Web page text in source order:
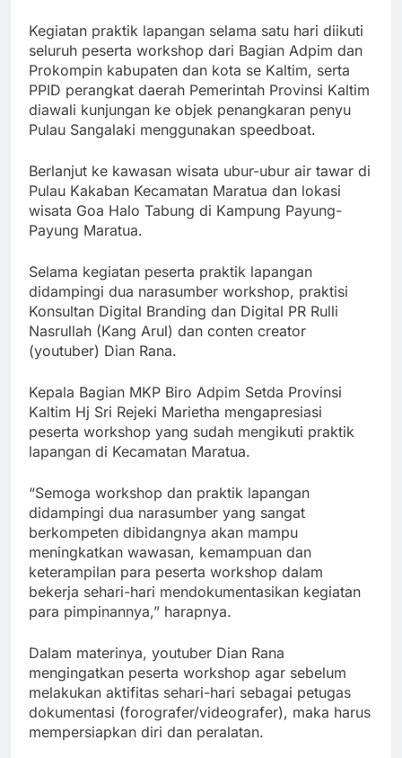
Kegiatan praktik lapangan selama satu hari diikuti
seluruh peserta workshop dari Bagian Adpim dan
Prokompin kabupaten dan kota se Kaltim, serta
PPID perangkat daerah Pemerintah Provinsi Kaltim
diawali kunjungan ke objek penangkaran penyu
Pulau Sangalaki menggunakan speedboat.
Berlanjut ke kawasan wisata ubur-ubur air tawar di
Pulau Kakaban Kecamatan Maratua dan lokasi
wisata Goa Halo Tabung di Kampung Payung-
Payung Maratua.
Selama kegiatan peserta praktik lapangan
didampingi dua narasumber workshop, praktisi
Konsultan Digital Branding dan Digital PR Rulli
Nasrullah (Kang Arul) dan conten creator
(youtuber) Dian Rana.
Kepala Bagian MKP Biro Adpim Setda Provinsi
Kaltim Hj Sri Rejeki Marietha mengapresiasi
peserta workshop yang sudah mengikuti praktik
lapangan di Kecamatan Maratua.
“Semoga workshop dan praktik lapangan
didampingi dua narasumber yang sangat
berkompeten dibidangnya akan mampu
meningkatkan wawasan, kemampuan dan
keterampilan para peserta workshop dalam
bekerja sehari-hari mendokumentasikan kegiatan
para pimpinannya,” harapnya.
Dalam materinya, youtuber Dian Rana
mengingatkan peserta workshop agar sebelum
melakukan aktifitas sehari-hari sebagai petugas
dokumentasi (forografer/videografer), maka harus
mempersiapkan diri dan peralatan.